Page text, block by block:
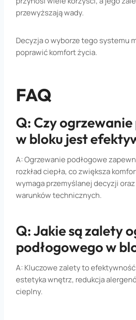
przewyższają wady.
Decyzja o wyborze tego systemu
poprawić komfort życia.
FAQ
Q: Czy
w bloku jest
A: Ogrzewanie podłogowe
rozkład ciepła, co zwiększa
wymaga przemyślanej decyzji
warunków technicznych.
Q: Jakie są zalety
podłogowego w
A: Kluczowe zalety to
estetyka wnętrz, redukcja
cieplny.